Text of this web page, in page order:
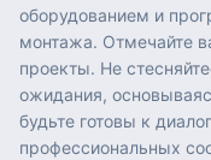
оборудованием и
монтажа. Отмечайте
проекты. Не
ожидания,
будьте готовы к
профессиональных